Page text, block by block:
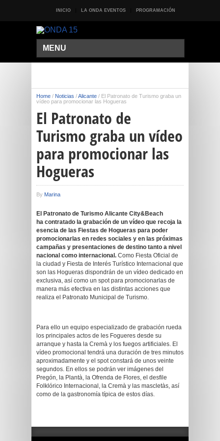
INICIO LA ONDA EVENTOS PROGRAMACIÓN
MENU
Home / Noticias /Alicante / El Patronato de Turismo graba un
vídeo para promocionar las Hogueras
El Patronato de
Turismo graba un vídeo
para promocionar las
Hogueras
By Marina
El Patronato de Turismo Alicante City&Beach
ha contratado la grabación de un vídeo que recoja la
esencia de las Fiestas de Hogueras para poder
promocionarlas en redes sociales y en las próximas
campañas y presentaciones de destino tanto a nivel
nacional como internacional. Como Fiesta Oficial de
la ciudad y Fiesta de Interés Turístico Internacional que
son las Hogueras dispondrán de un vídeo dedicado en
exclusiva, así como un spot para promocionarlas de
manera más efectiva en las distintas acciones que
realiza el Patronato Municipal de Turismo.
Para ello un equipo especializado de grabación rueda
los principales actos de les Fogueres desde su
arranque y hasta la Cremà y los fuegos artificiales. El
vídeo promocional tendrá una duración de tres minutos
aproximadamente y el spot constará de unos veinte
segundos. En ellos se podrán ver imágenes del
Pregón, la Plantà, la Ofrenda de Flores, el desfile
Folklórico Internacional, la Cremà y las mascletàs, así
como de la gastronomía típica de estos días.